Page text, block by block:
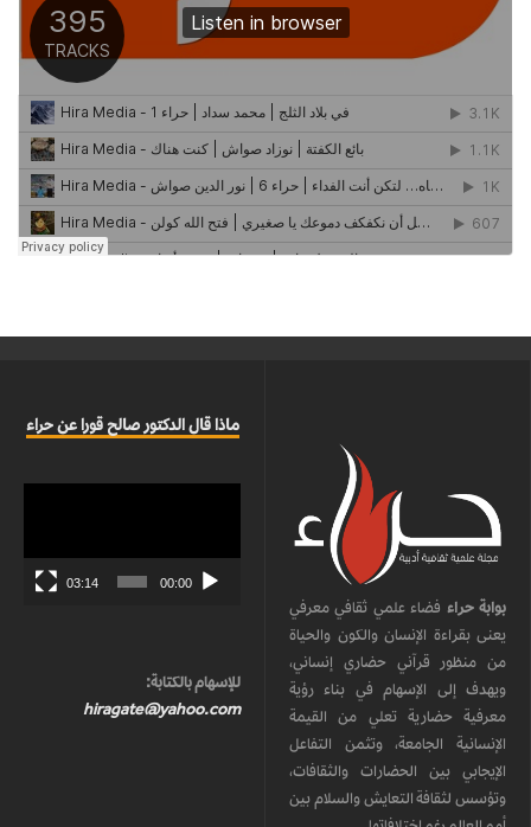
بوابة حراء فضاء علمي ثقافي معرفي
يعنى بقراءة الإنسان والكون والحياة
من منظور قرآني حضاري إنساني،
ويهدف إلى الإسهام في بناء رؤية
معرفية حضارية تعلي من القيمة
الإنسانية الجامعة، وتثمن التفاعل
الإيجابي بين الحضارات والثقافات،
وتؤسس لثقافة التعايش والسلام بين
ماذا قال الدكتور صالح قورا عن حراء
00:00
03:14
للإسهام بالكتابة:
hiragate@yahoo.com